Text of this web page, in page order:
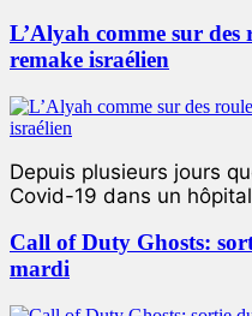
L’Alyah comme sur des
remake israélien
Depuis plusieurs jours
Covid-19 dans un
Call of Duty Ghosts:
mardi